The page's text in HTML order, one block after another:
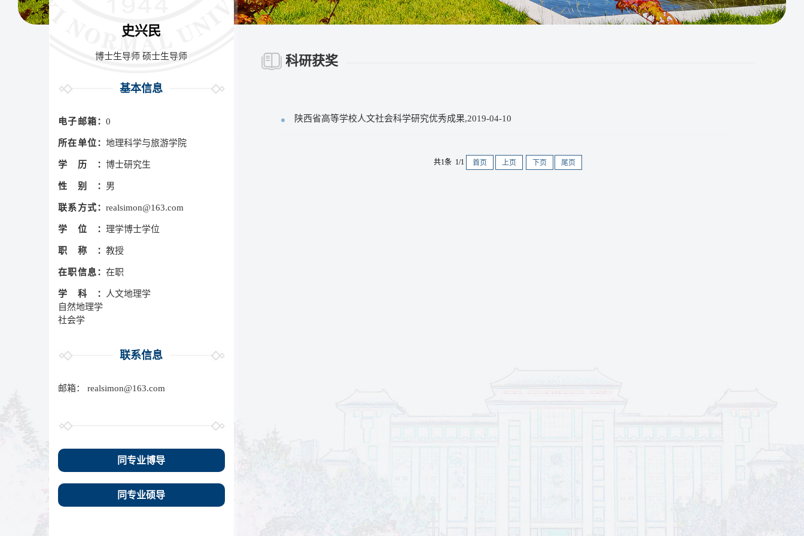
史兴民
博士生导师 硕士生导师
基本信息
电子邮箱： 0
所在单位： 地理科学与旅游学院
学历： 博士研究生
性别： 男
联系方式： realsimon@163.com
学位： 理学博士学位
职称： 教授
在职信息： 在职
学科：
人文地理学
自然地理学
社会学
联系信息
邮箱： realsimon@163.com
同专业博导
同专业硕导
科研获奖
陕西省高等学校人文社会科学研究优秀成果,2019-04-10
共1条 1/1 首页 上页 下页 尾页